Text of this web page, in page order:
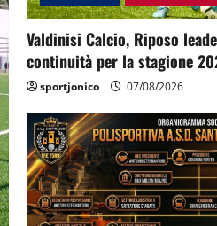
Valdinisi Calcio, Riposo
continuità per la stagione
sportjonico 07/08/2026